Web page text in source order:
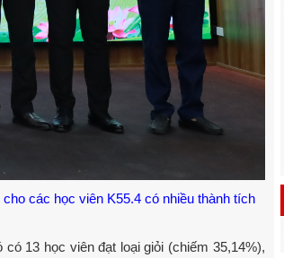
các học viên K55.4 có nhiều thành tích
13 học viên đạt loại giỏi (chiếm 35,14%),